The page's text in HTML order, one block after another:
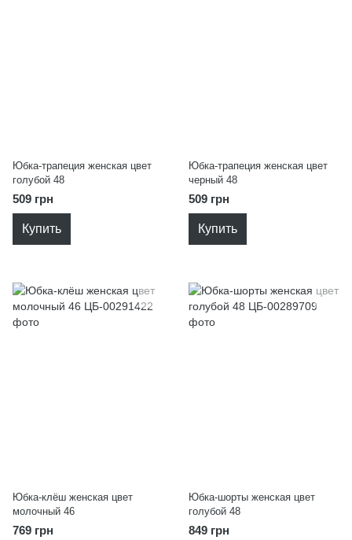
Юбка-трапеция женская цвет
голубой 48
509 грн
Купить
Юбка-трапеция женская цвет
черный 48
509 грн
Купить
Юбка-клёш женская цвет
молочный 46
769 грн
Юбка-шорты женская цвет
голубой 48
849 грн